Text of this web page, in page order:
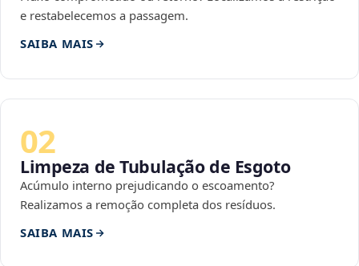
e restabelecemos a passagem.
SAIBA MAIS
02
Limpeza de Tubulação de Esgoto
Acúmulo interno prejudicando o escoamento?
Realizamos a remoção completa dos resíduos.
SAIBA MAIS